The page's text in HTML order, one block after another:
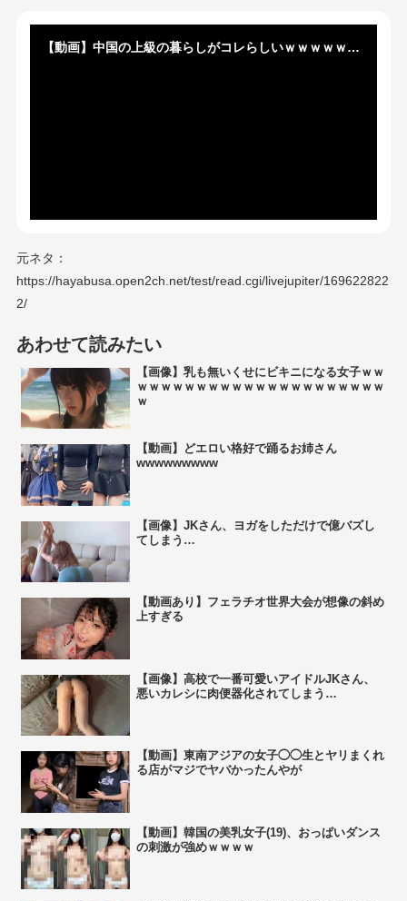
【動画】中国の上級の暮らしがコレらしいｗｗｗｗｗｗｗｗｗｗ
元ネタ：
https://hayabusa.open2ch.net/test/read.cgi/livejupiter/169622822
2/
あわせて読みたい
【画像】乳も無いくせにビキニになる女子ｗｗ
ｗｗｗｗｗｗｗｗｗｗｗｗｗｗｗｗｗｗｗｗｗ
ｗ
【動画】どエロい格好で踊るお姉さん
wwwwwwwww
【画像】JKさん、ヨガをしただけで億バズし
てしまう…
【動画あり】フェラチオ世界大会が想像の斜め
上すぎる
【画像】高校で一番可愛いアイドルJKさん、
悪いカレシに肉便器化されてしまう…
【動画】東南アジアの女子◯◯生とヤリまくれ
る店がマジでヤバかったんやが
【動画】韓国の美乳女子(19)、おっぱいダンス
の刺激が強めｗｗｗｗ